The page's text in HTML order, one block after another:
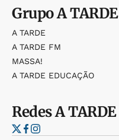
GrupoA TARDE
A TARDE
A TARDE FM
MASSA!
A TARDE EDUCAÇÃO
RedesA TARDE